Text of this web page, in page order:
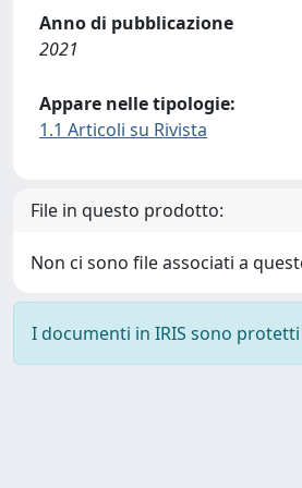
Anno di pubblicazione
2021
Appare nelle tipologie:
1.1 Articoli su Rivista
File in questo prodotto:
Non ci sono file associati a
I documenti in IRIS sono